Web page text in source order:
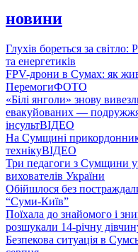
новини
Глухів бореться за
та енергетиків
FPV-дрони в Сумах: як
ПеремогиФОТО
«Білі янголи» знову
евакуйованих — подружжя
інсультВІДЕО
На Сумщині
технікуВІДЕО
Три педагоги з Сумщини
вихователів України
Обійшлося без
“Суми-Київ”
Поїхала до знайомого і
розшукали 14-річну
Безпекова ситуація в